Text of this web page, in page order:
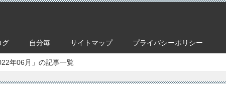
グ 自分毎 サイトマップ プライバシーポリシー
年06月」の記事一覧